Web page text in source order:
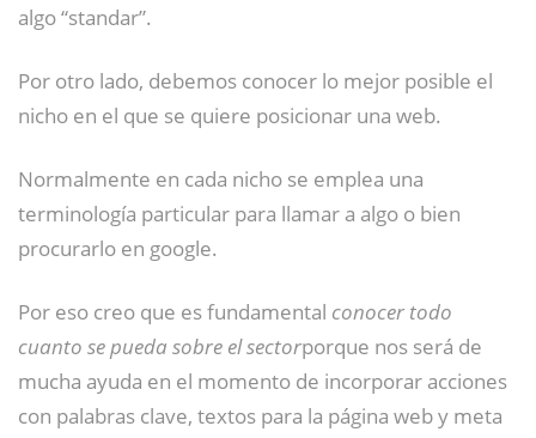
algo “standar”.
Por otro lado, debemos conocer lo mejor posible el
nicho en el que se quiere posicionar una web.
Normalmente en cada nicho se emplea una
terminología particular para llamar a algo o bien
procurarlo en google.
Por eso creo que es fundamental conocer todo
cuanto se pueda sobre el sectorporque nos será de
mucha ayuda en el momento de incorporar acciones
con palabras clave, textos para la página web y meta